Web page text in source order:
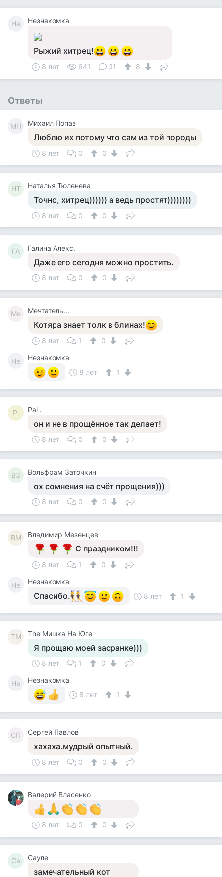
Не Незнакомка
Рыжий хитрец!
8 лет 641 31 8
Ответы
МП Михаил Попаз
Люблю их потому что сам из той породы
8 лет 0 0
НТ Наталья Тюленева
Точно, хитрец)))))) а ведь простят))))))))
8 лет 0 0
ГА Галина Алекс.
Даже его сегодня можно простить.
8 лет 0 0
Ме Мечтатель...
Котяра знает толк в блинах!
8 лет 1 0
Не
Незнакомка
8 лет
1
P. Pal .
он и не в прощённое так делает!
8 лет 0 0
ВЗ Вольфрам Заточкин
ох сомнения на счёт прощения)))
8 лет 0 0
ВМ Владимир Мезенцев
С праздником!!!
8 лет 1 0
Не Незнакомка
Спасибо. 8 лет 1
TМ The Мишка На Юге
Я прощаю моей засранке)))
8 лет 1 0
Не
Незнакомка
8 лет
1
СП Сергей Павлов
хахаха.мудрый опытный.
8 лет 0 0
Валерий Власенко
8 лет 0 0
Са Сауле
замечательный кот